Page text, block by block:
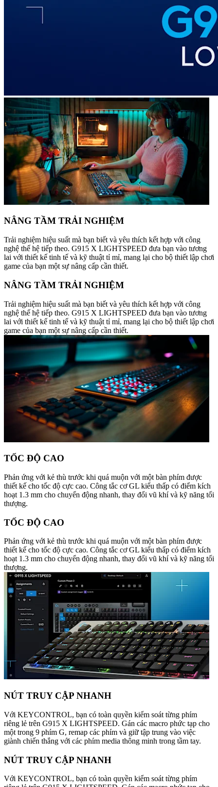
NÂNG TẦM TRẢI NGHIỆM
Trải nghiệm hiệu suất mà bạn biết và yêu thích kết hợp với công
nghệ thế hệ tiếp theo. G915 X LIGHTSPEED đưa bạn vào tương
lai với thiết kế tinh tế và kỹ thuật tỉ mỉ, mang lại cho bộ thiết lập chơi
game của bạn một sự nâng cấp cần thiết.
NÂNG TẦM TRẢI NGHIỆM
Trải nghiệm hiệu suất mà bạn biết và yêu thích kết hợp với công
nghệ thế hệ tiếp theo. G915 X LIGHTSPEED đưa bạn vào tương
lai với thiết kế tinh tế và kỹ thuật tỉ mỉ, mang lại cho bộ thiết lập chơi
game của bạn một sự nâng cấp cần thiết.
TỐC ĐỘ CAO
Phản ứng với kẻ thù trước khi quá muộn với một bàn phím được
thiết kế cho tốc độ cực cao. Công tắc cơ GL kiểu thấp có điểm kích
hoạt 1.3 mm cho chuyển động nhanh, thay đổi vũ khí và kỹ năng tối
thượng.
TỐC ĐỘ CAO
Phản ứng với kẻ thù trước khi quá muộn với một bàn phím được
thiết kế cho tốc độ cực cao. Công tắc cơ GL kiểu thấp có điểm kích
hoạt 1.3 mm cho chuyển động nhanh, thay đổi vũ khí và kỹ năng tối
thượng.
NÚT TRUY CẬP NHANH
Với KEYCONTROL, bạn có toàn quyền kiểm soát từng phím
riêng lẻ trên G915 X LIGHTSPEED. Gán các macro phức tạp cho
một trong 9 phím G, remap các phím và giữ tập trung vào việc
giành chiến thắng với các phím media thông minh trong tầm tay.
NÚT TRUY CẬP NHANH
Với KEYCONTROL, bạn có toàn quyền kiểm soát từng phím